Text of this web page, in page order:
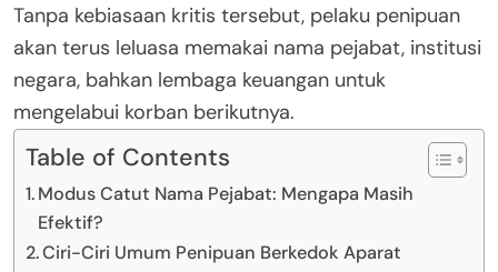
Tanpa kebiasaan kritis tersebut, pelaku penipuan
akan terus leluasa memakai nama pejabat, institusi
negara, bahkan lembaga keuangan untuk
mengelabui korban berikutnya.
Table of Contents
Modus Catut Nama Pejabat: Mengapa Masih
Efektif?
Ciri-Ciri Umum Penipuan Berkedok Aparat